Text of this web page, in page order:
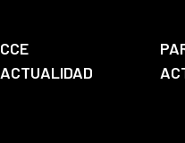
CCE
ACTUALIDAD